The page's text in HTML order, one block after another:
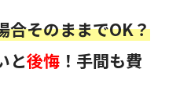
合そのままでOK？
と後悔 ！手間も費